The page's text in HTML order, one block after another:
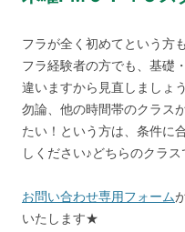
フラが全く初めてという方
フラ経験者の方でも、基礎
違いますから見直しましょう
勿論、他の時間帯のクラス
たい！という方は、条件に
しください♪どちらのクラス
お問い合わせ専用フォーム
いたします★